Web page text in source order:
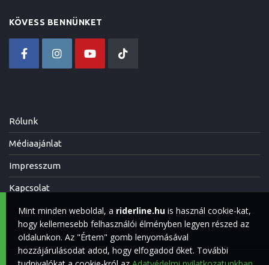
KÖVESS BENNÜNKET
Rólunk
Médiaajánlat
Impresszum
Kapcsolat
Mint minden weboldal, a riderline.hu is használ cookie-kat,
hogy kellemesebb felhasználói élményben legyen részed az
oldalunkon. Az "Értem" gomb lenyomásával
hozzájárulásodat adod, hogy elfogadod őket. További